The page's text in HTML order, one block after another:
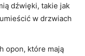
dźwięki, takie jak
w drzwiach
opon,​ które mają